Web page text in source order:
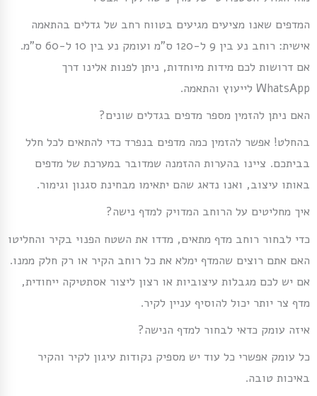
המדפים שאנו מציעים מגיעים בטווח רחב של גדלים בהתאמה
אישית: רוחב נע בין 9 ל-120 ס”מ ועומק נע בין 10 ל-60 ס”מ.
אם דרושות לכם מידות מיוחדות, ניתן לפנות אלינו דרך
WhatsApp לייעוץ והתאמה.
האם ניתן להזמין מספר מדפים בגדלים שונים?
בהחלט! אפשר להזמין כמה מדפים בנפרד כדי להתאים לכל חלל
בביתכם. ציינו בהערות ההזמנה שמדובר במערכת של מדפים
באותו עיצוב, ואנו נדאג שהם יתאימו מבחינת סגנון וגימור.
איך מחליטים על הרוחב המדויק למדף נישה?
כדי לבחור רוחב מדף מתאים, מדדו את השטח הפנוי בקיר והחליטו
האם אתם רוצים שהמדף ימלא את כל רוחב הקיר או רק חלק ממנו.
אם יש לכם מגבלות עיצוביות או רצון ליצור אסתטיקה ייחודית,
מדף צר יותר יכול להוסיף עניין לקיר.
איזה עומק כדאי לבחור למדף הנישה?
כל עומק אפשרי כל עוד יש מספיק נקודות עיגון לקיר והקיר
באיכות טובה.